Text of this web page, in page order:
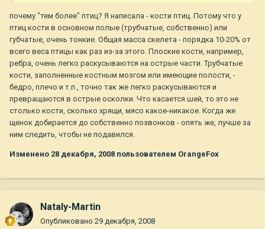
почему "тем более" птиц? Я написала - кости птиц. Потому что у
птиц кости в основном полые (трубчатые, собственно) или
губчатые, очень тонкие. Общая масса скелета - порядка 10-20% от
всего веса птицы как раз из-за этого. Плоские кости, например,
ребра, очень легко раскусываются на острые части. Трубчатые
кости, заполненные костным мозгом или имеющие полости, -
бедро, плечо и т.п., точно так же легко раскусываются и
превращаются в острые осколки. Что касается шей, то это не
столько кости, сколько хрящи, мясо какое-никакое. Когда же
щенок добирается до собственно позвонков - опять же, лучше за
ним следить, чтобы не подавился.
Изменено 28 декабря, 2008 пользователем OrangeFox
Nataly-Martin
Опубликовано 29 декабря, 2008